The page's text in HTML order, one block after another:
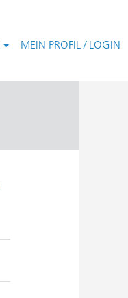
MEIN PROFIL / LOGIN